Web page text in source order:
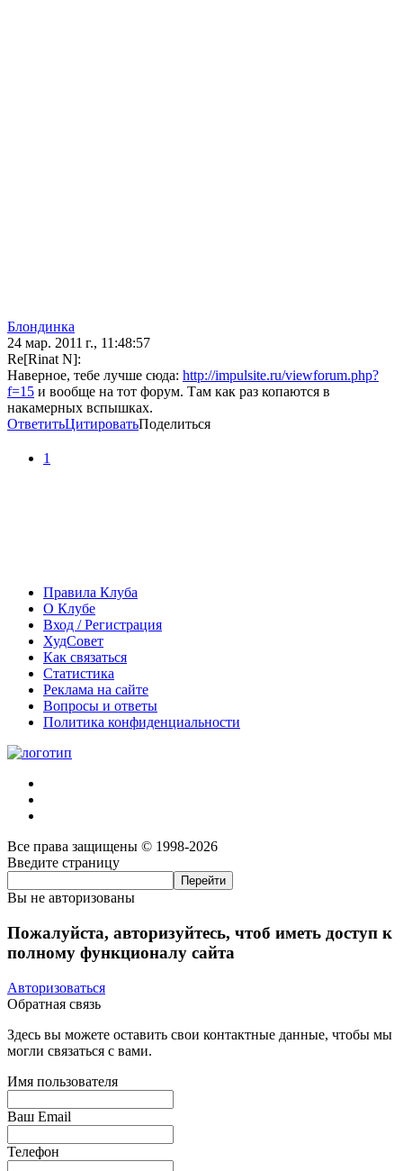
Блoндинка
24 мар. 2011 г., 11:48:57
Re[Rinat N]:
Наверное, тебе лучше сюда: http://impulsite.ru/viewforum.php?
f=15 и вообще на тот форум. Там как раз копаются в
накамерных вспышках.
ОтветитьЦитироватьПоделиться
1
Правила Клуба
О Клубе
Вход / Регистрация
ХудСовет
Как связаться
Статистика
Реклама на сайте
Вопросы и ответы
Политика конфиденциальности
Все права защищены © 1998-2026
Введите страницу
Вы не авторизованы
Пожалуйста, авторизуйтесь, чтоб иметь доступ к
полному функционалу сайта
Авторизоваться
Обратная связь
Здесь вы можете оставить свои контактные данные, чтобы мы
могли связаться с вами.
Имя пользователя
Ваш Email
Телефон